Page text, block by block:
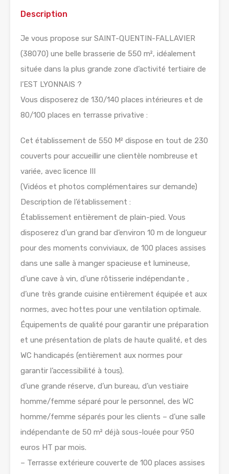
Description
Je vous propose sur SAINT-QUENTIN-FALLAVIER
(38070) une belle brasserie de 550 m², idéalement
située dans la plus grande zone d’activité tertiaire de
l’EST LYONNAIS ?
Vous disposerez de 130/140 places intérieures et de
80/100 places en terrasse privative :
Cet établissement de 550 M² dispose en tout de 230
couverts pour accueillir une clientèle nombreuse et
variée, avec licence III
(Vidéos et photos complémentaires sur demande)
Description de l’établissement :
Établissement entièrement de plain-pied. Vous
disposerez d’un grand bar d’environ 10 m de longueur
pour des moments conviviaux, de 100 places assises
dans une salle à manger spacieuse et lumineuse,
d’une cave à vin, d’une rôtisserie indépendante ,
d’une très grande cuisine entièrement équipée et aux
normes, avec hottes pour une ventilation optimale.
Équipements de qualité pour garantir une préparation
et une présentation de plats de haute qualité, et des
WC handicapés (entièrement aux normes pour
garantir l’accessibilité à tous).
d’une grande réserve, d’un bureau, d’un vestiaire
homme/femme séparé pour le personnel, des WC
homme/femme séparés pour les clients – d’une salle
indépendante de 50 m² déjà sous-louée pour 950
euros HT par mois.
– Terrasse extérieure couverte de 100 places assises